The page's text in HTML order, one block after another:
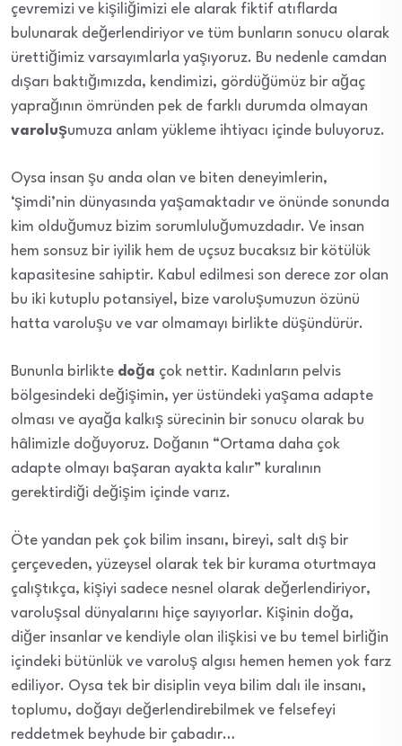
çevremizi ve kişiliğimizi ele alarak fiktif atıflarda
bulunarak değerlendiriyor ve tüm bunların sonucu olarak
ürettiğimiz varsayımlarla yaşıyoruz. Bu nedenle camdan
dışarı baktığımızda, kendimizi, gördüğümüz bir ağaç
yaprağının ömründen pek de farklı durumda olmayan
varoluşumuza anlam yükleme ihtiyacı içinde buluyoruz.
Oysa insan şu anda olan ve biten deneyimlerin,
‘şimdi’nin dünyasında yaşamaktadır ve önünde sonunda
kim olduğumuz bizim sorumluluğumuzdadır. Ve insan
hem sonsuz bir iyilik hem de uçsuz bucaksız bir kötülük
kapasitesine sahiptir. Kabul edilmesi son derece zor olan
bu iki kutuplu potansiyel, bize varoluşumuzun özünü
hatta varoluşu ve var olmamayı birlikte düşündürür.
Bununla birlikte doğa çok nettir. Kadınların pelvis
bölgesindeki değişimin, yer üstündeki yaşama adapte
olması ve ayağa kalkış sürecinin bir sonucu olarak bu
hâlimizle doğuyoruz. Doğanın “Ortama daha çok
adapte olmayı başaran ayakta kalır” kuralının
gerektirdiği değişim içinde varız.
Öte yandan pek çok bilim insanı, bireyi, salt dış bir
çerçeveden, yüzeysel olarak tek bir kurama oturtmaya
çalıştıkça, kişiyi sadece nesnel olarak değerlendiriyor,
varoluşsal dünyalarını hiçe sayıyorlar. Kişinin doğa,
diğer insanlar ve kendiyle olan ilişkisi ve bu temel birliğin
içindeki bütünlük ve varoluş algısı hemen hemen yok farz
ediliyor. Oysa tek bir disiplin veya bilim dalı ile insanı,
toplumu, doğayı değerlendirebilmek ve felsefeyi
reddetmek beyhude bir çabadır…